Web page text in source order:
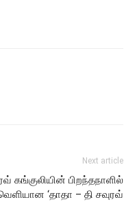
Next article
கங்குலியின் பிறந்தநாளில்
‘தாதா – தி சவுரவ்